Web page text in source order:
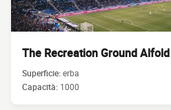
The Recreation Ground
Superficie:erba
Capacità: 1000